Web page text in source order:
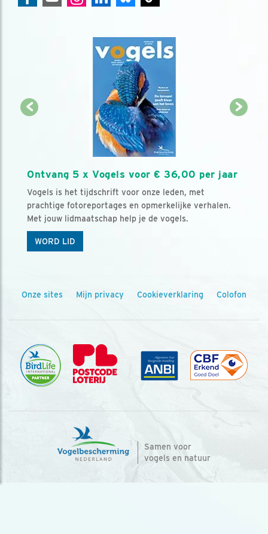
Ontvang 5 x Vogels voor € 36,00 per jaar
Vogels is het tijdschrift voor onze leden, met
prachtige fotoreportages en opmerkelijke verhalen.
Met jouw lidmaatschap help je de vogels.
WORD LID
Onze sites Mijn privacy Cookieverklaring Colofon
Samen voor
vogels en natuur